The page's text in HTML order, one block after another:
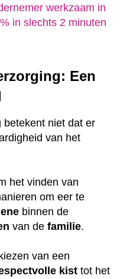
werkzaam in
in slechts 2 minuten
Een
betekent niet dat er
van het
het vinden van
om eer te
binnen de
van de familie.
van een
kist tot het